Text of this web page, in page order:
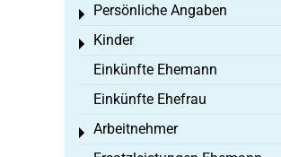
Persönliche Angaben
Toggle menu
Kinder
Toggle menu
Einkünfte Ehemann
Einkünfte Ehefrau
Arbeitnehmer
Toggle menu